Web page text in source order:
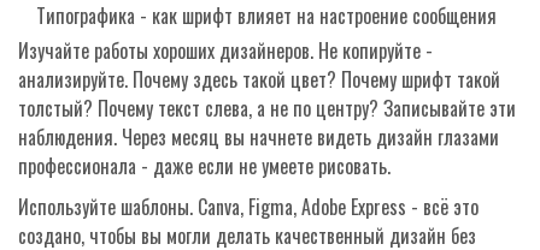
Типографика - как шрифт влияет на настроение сообщения
Изучайте работы хороших дизайнеров. Не копируйте -
анализируйте. Почему здесь такой цвет? Почему шрифт такой
толстый? Почему текст слева, а не по центру? Записывайте эти
наблюдения. Через месяц вы начнете видеть дизайн глазами
профессионала - даже если не умеете рисовать.
Используйте шаблоны. Canva, Figma, Adobe Express - всё это
создано, чтобы вы могли делать качественный дизайн без